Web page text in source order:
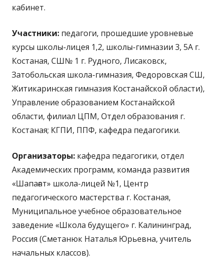
кабинет.
Участники: педагоги, прошедшие уровневые
курсы школы-лицея 1,2, школы-гимназии 3, 5А г.
Костаная, СШ№ 1 г. Рудного, Лисаковск,
Затобольская школа-гимназия, Федоровская СШ,
Житикаринская гимназия Костанайской области),
Управление образованием Костанайской
области, филиал ЦПМ, Отдел образования г.
Костаная; КГПИ, ППФ, кафедра педагогики.
Организаторы: кафедра педагогики, отдел
Академических программ, команда развития
«Шапағат» школа-лицей №1, Центр
педагогического мастерства г. Костаная,
Муниципальное учебное образовательное
заведение «Школа будущего» г. Калининград,
Россия (Сметанюк Наталья Юрьевна, учитель
начальных классов).